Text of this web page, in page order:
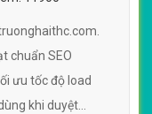
chuẩn SEO
ưu tốc độ load
khi duyệt